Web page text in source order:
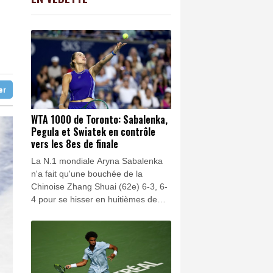
dans son lycée
un accord de défense
Californie
d'œuvre
-0.41%
0.46% 4322.09 €
0.2% 4333.95 €
WTA 1000 de Toronto: Sabalenka,
Pegula et Swiatek en contrôle
vers les 8es de finale
La N.1 mondiale Aryna Sabalenka
n'a fait qu'une bouchée de la
Chinoise Zhang Shuai (62e) 6-3, 6-
4 pour se hisser en huitièmes de
stade que Jessica Pegula (3e) et
Iga Swiatek (8e) ont elles aussi
atteint sans trop transpirer.